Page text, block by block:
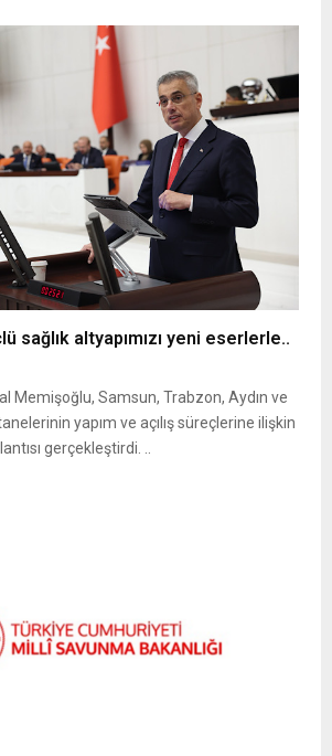
sağlık altyapımızı yeni eserlerle..
Memişoğlu, Samsun, Trabzon, Aydın ve
yapım ve açılış süreçlerine ilişkin
gerçekleştirdi. ..